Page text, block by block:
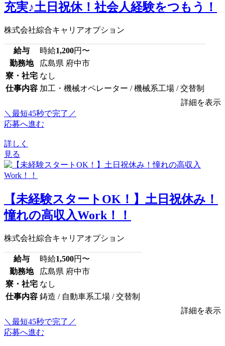
充実♪土日祝休！社会人経験をつもう！
株式会社綜合キャリアオプション
給与 時給1,200円〜
勤務地
広島県 府中市
寮・社宅 なし
仕事内容 加工・機械オペレーター / 機械系工場 / 交替制
詳細を表示
＼最短45秒で完了／
応募へ進む
詳しく
見る
【未経験スタートOK！】土日祝休み！
憧れの高収入Work！！
株式会社綜合キャリアオプション
給与 時給1,500円〜
勤務地
広島県 府中市
寮・社宅 なし
仕事内容 鋳造 / 自動車系工場 / 交替制
詳細を表示
＼最短45秒で完了／
応募へ進む